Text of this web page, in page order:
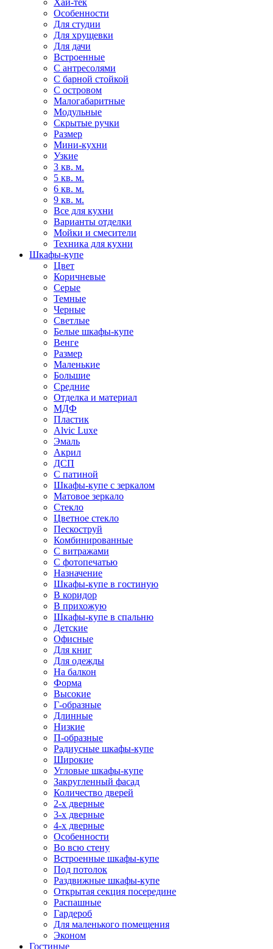
Хай-тек
Особенности
Для студии
Для хрущевки
Для дачи
Встроенные
С антресолями
С барной стойкой
С островом
Малогабаритные
Модульные
Скрытые ручки
Размер
Мини-кухни
Узкие
3 кв. м.
5 кв. м.
6 кв. м.
9 кв. м.
Все для кухни
Варианты отделки
Мойки и смесители
Техника для кухни
Шкафы-купе
Цвет
Коричневые
Серые
Темные
Черные
Светлые
Белые шкафы-купе
Венге
Размер
Маленькие
Большие
Средние
Отделка и материал
МДФ
Пластик
Alvic Luxe
Эмаль
Акрил
ДСП
С патиной
Шкафы-купе с зеркалом
Матовое зеркало
Стекло
Цветное стекло
Пескоструй
Комбинированные
С витражами
С фотопечатью
Назначение
Шкафы-купе в гостиную
В коридор
В прихожую
Шкафы-купе в спальню
Детские
Офисные
Для книг
Для одежды
На балкон
Форма
Высокие
Г-образные
Длинные
Низкие
П-образные
Радиусные шкафы-купе
Широкие
Угловые шкафы-купе
Закругленный фасад
Количество дверей
2-х дверные
3-х дверные
4-х дверные
Особенности
Во всю стену
Встроенные шкафы-купе
Под потолок
Раздвижные шкафы-купе
Открытая секция посередине
Распашные
Гардероб
Для маленького помещения
Эконом
Гостиные